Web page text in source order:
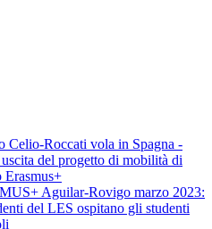
Celio-Roccati vola in Spagna -
del progetto di mobilità di
Erasmus+
Aguilar-Rovigo marzo 2023:
del LES ospitano gli studenti